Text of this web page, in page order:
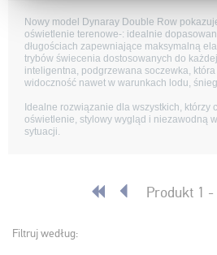
Nowy model Dynaray Double Row
oświetlenie terenowe‑: idealnie
długościach zapewniające maksymalną
trybów świecenia dostosowanych do
inteligentna, podgrzewana soczewka,
widoczność nawet w warunkach lodu,
Idealne rozwiązanie dla wszystkich, którzy
oświetlenie, stylowy wygląd i niezawodną
sytuacji.
Produkt 1 -
Filtruj według: